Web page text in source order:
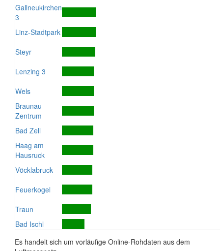
Gallneukirchen
3
Linz-Stadtpark
Steyr
Lenzing 3
Wels
Braunau
Zentrum
Bad Zell
Haag am
Hausruck
Vöcklabruck
Feuerkogel
Traun
Bad Ischl
Es handelt sich um vorläufige Online-Rohdaten aus dem